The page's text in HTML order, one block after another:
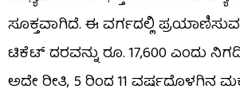
ಸೂಕ್ತವಾಗಿದೆ. ಈ ವರ್ಗದಲ್ಲಿ
ಟಿಕೆಟ್ ದರವನ್ನು ರೂ. 17,600 ಎಂದು
ಅದೇ ರೀತಿ, 5 ರಿಂದ 11 ವರ್ಷದೊಳಗಿನ